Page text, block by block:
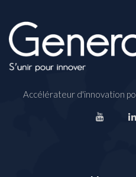
Accélérateur d'innovation